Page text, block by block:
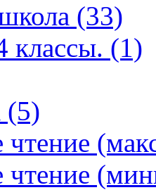
(33)
классы. (1)
(5)
чтение
чтение